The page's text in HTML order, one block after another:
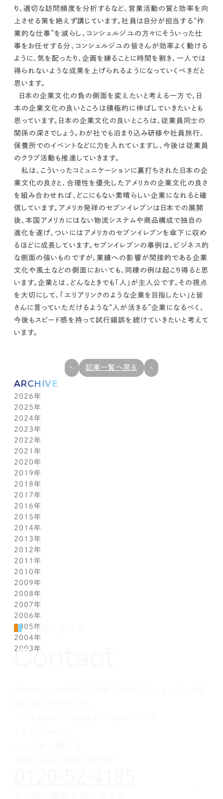
ARCHIVE
2026年
7月(1)
6月(1)
5月(1)
4月(1)
3月(1)
2月(1)
1月(1)
2025年
12月(1)
11月(1)
10月(1)
9月(1)
8月(1)
7月(1)
6月(1)
5月(1)
4月(1)
3月(1)
2月(1)
1月(2)
2024年
11月(1)
10月(1)
9月(1)
8月(1)
7月(1)
6月(1)
5月(1)
4月(1)
3月(1)
2月(1)
1月(2)
2023年
11月(1)
10月(1)
9月(1)
8月(1)
7月(1)
6月(1)
5月(1)
4月(1)
3月(1)
2月(1)
1月(2)
2022年
11月(1)
10月(1)
9月(1)
8月(1)
7月(1)
6月(1)
5月(1)
4月(1)
3月(2)
1月(2)
2021年
11月(1)
10月(1)
9月(1)
8月(1)
7月(1)
6月(1)
5月(1)
4月(1)
3月(1)
2月(1)
1月(2)
2020年
11月(2)
9月(2)
7月(1)
6月(2)
5月(2)
4月(3)
3月(2)
2月(1)
2019年
12月(2)
10月(1)
9月(2)
7月(1)
6月(2)
4月(1)
3月(1)
2月(1)
1月(1)
2018年
12月(1)
11月(1)
10月(1)
9月(2)
8月(1)
7月(1)
5月(1)
4月(1)
3月(1)
2月(1)
1月(1)
2017年
12月(1)
11月(1)
10月(1)
9月(1)
8月(1)
7月(1)
6月(1)
5月(1)
4月(1)
3月(1)
2月(1)
1月(1)
2016年
12月(1)
11月(1)
10月(1)
9月(1)
8月(1)
7月(1)
6月(1)
5月(1)
4月(1)
3月(1)
2月(1)
1月(1)
2015年
12月(1)
11月(1)
10月(1)
9月(1)
8月(1)
7月(1)
6月(1)
5月(1)
4月(1)
3月(1)
2月(1)
1月(1)
2014年
12月(1)
11月(1)
10月(1)
9月(1)
8月(1)
7月(1)
6月(1)
5月(1)
4月(1)
3月(1)
2月(1)
2013年
12月(1)
11月(1)
10月(1)
9月(1)
8月(1)
7月(1)
6月(1)
5月(1)
4月(1)
3月(1)
2012年
12月(1)
11月(1)
10月(1)
9月(1)
8月(1)
7月(1)
6月(1)
5月(1)
4月(1)
2011年
12月(1)
11月(1)
10月(1)
9月(1)
8月(1)
7月(1)
6月(1)
5月(1)
2010年
12月(1)
11月(1)
10月(1)
9月(1)
8月(1)
7月(1)
6月(1)
2009年
12月(1)
11月(1)
10月(1)
9月(1)
8月(1)
7月(1)
2008年
12月(1)
11月(1)
10月(1)
9月(1)
8月(1)
2007年
12月(1)
11月(1)
10月(1)
9月(1)
2006年
12月(1)
11月(1)
10月(1)
2005年
12月(1)
11月(1)
2004年
12月(1)
2003年
り、適切な訪問頻度を分析するなど、営業活動の質と効率を向
上させる策を絶えず講じています。社員は自分が担当する“作
業的な仕事”を減らし、コンシェルジユの方々にそういった仕
事をお任せする分、コンシェルジユの皆さんが効率よく動ける
ように、気を配ったり、企画を練ることに時間を割き、一人では
得られないような成果を上げられるようになっていくべきだと
思います。
日本の企業文化の負の側面を変えたいと考える一方で、日
本の企業文化の良いところは積極的に伸ばしていきたいとも
思っています。 日本の企業文化の良いところは、従業員同士の
関係の深さでしょう。 わが社でも泊まり込み研修や社員旅行、
保養所でのイベントなどに力を入れていますし、今後は従業員
のクラブ活動も推進していきます。
私は、こういったコミュニケーションに裏打ちされた日本の企
業文化の良さと、合理性を優先したアメリカの企業文化の良さ
を組み合わせれば、どこにもない素晴らしい企業になれると確
信しています。 アメリカ発祥のセブンイレブンは日本での展開
後、本国アメリカにはない物流システムや商品構成で独自の
進化を遂げ、ついにはアメリカのセブンイレブンを傘下に収め
るほどに成長しています。セブンイレブンの事例は、ビジネス的
な側面の強いものですが、業績への影響が間接的である企業
文化や風土などの側面においても、同様の例は起こり得ると思
います。企業とは、どんなときでも「人」が主人公です。 その視点
を大切にして、「エリアリンクのような企業を目指したい」と皆
さんに言っていただけるような“人が活きる”企業になるべく、
今後もスピード感を持って試行錯誤を続けていきたいと考えて
います。
記事一覧へ戻る
お問い合わせ
Contact